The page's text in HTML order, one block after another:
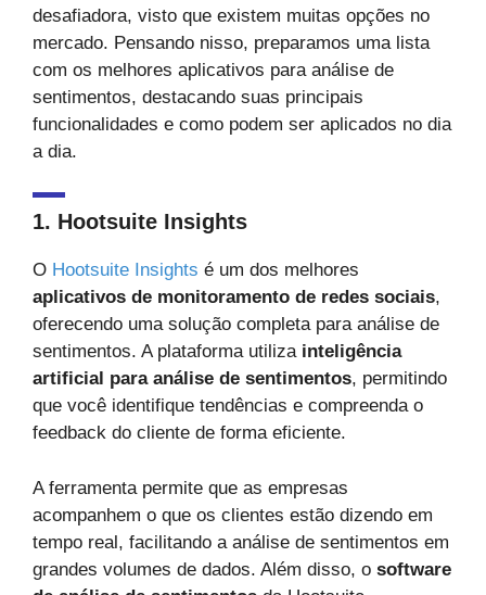
desafiadora, visto que existem muitas opções no
mercado. Pensando nisso, preparamos uma lista
com os melhores aplicativos para análise de
sentimentos, destacando suas principais
funcionalidades e como podem ser aplicados no dia
a dia.
1. Hootsuite Insights
O Hootsuite Insights é um dos melhores
aplicativos de monitoramento de redes sociais,
oferecendo uma solução completa para análise de
sentimentos. A plataforma utiliza inteligência
artificial para análise de sentimentos, permitindo
que você identifique tendências e compreenda o
feedback do cliente de forma eficiente.
A ferramenta permite que as empresas
acompanhem o que os clientes estão dizendo em
tempo real, facilitando a análise de sentimentos em
grandes volumes de dados. Além disso, o software